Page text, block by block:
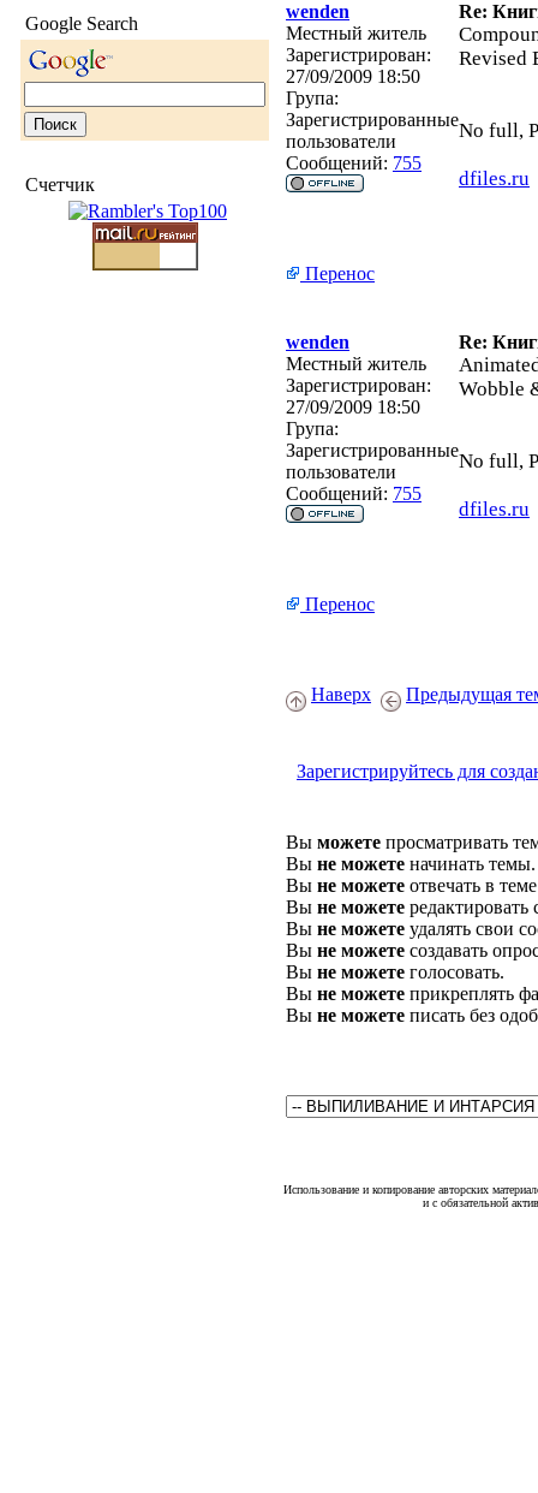
Google Search
Счетчик
wenden
Re:
Местный житель
Зарегистрирован:
27/09/2009 18:50
Група:
Зарегистрированные
пользователи
Сообщений: 755
Revised
No full,
dfiles.ru
Перенос
wenden
Re:
Местный житель
Зарегистрирован:
27/09/2009 18:50
Група:
Зарегистрированные
пользователи
Сообщений: 755
Wobble
No full,
dfiles.ru
Перенос
Наверх Предыдущая
Зарегистрируйтесь для
Вы можете просматривать
Вы не можете начинать темы.
Вы не можете отвечать в
Вы не можете
Вы не можете удалять свои
Вы не можете создавать
Вы не можете голосовать.
Вы не можете прикреплять
Вы не можете писать без
Использование и копирование авторских
и с обязательной